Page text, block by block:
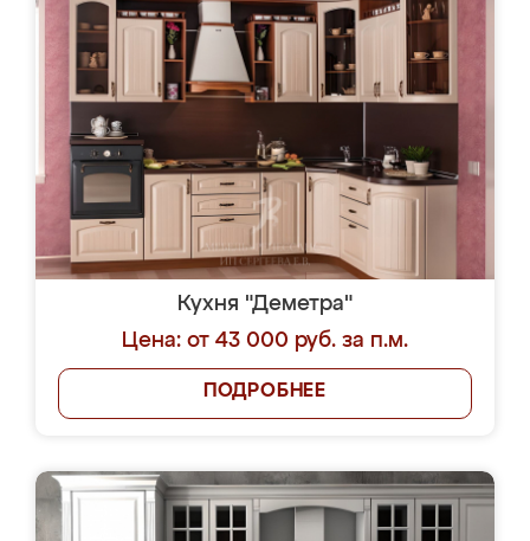
Кухня "Деметра"
Цена: от 43 000 руб. за п.м.
ПОДРОБНЕЕ